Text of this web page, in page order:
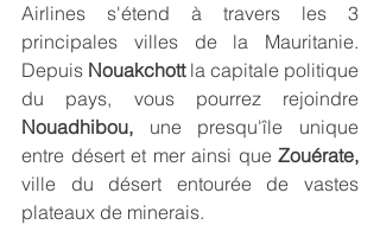
Airlines s'étend à travers les 3
principales villes de la Mauritanie.
Depuis Nouakchott la capitale politique
Nouadhibou, une presqu'île unique
entre désert et mer ainsi que
ville du désert entourée de vastes
plateaux de minerais.